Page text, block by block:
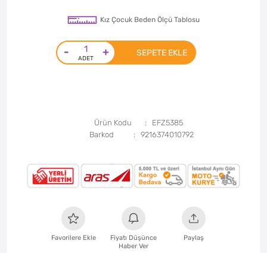
Kız Çocuk Beden Ölçü Tablosu
- + SEPETE EKLE
Ürün Kodu
EFZ5385
Barkod
9216374010792
Favorilere Ekle
Fiyatı Düşünce
Haber Ver
Paylaş